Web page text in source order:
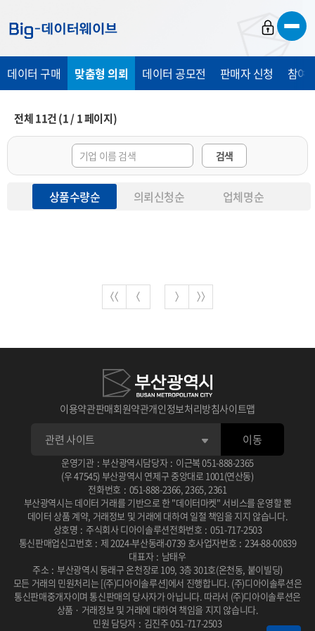
가
가
가
데이터 구매 맞춤형 의뢰 데이터 공모전 판매자 신청 참여
전체11건(1/1페이지)
검색
상품수량순 의뢰신청순 업체명순
이용약관판매회원약관개인정보처리방침사이트맵
운영기관 : 부산광역시담당자 : 이근복051-888-2365
(우 47545) 부산광역시 연제구 중앙대로 1001(연산동)
전화번호 : 051-888-2366, 2365, 2361
부산광역시는 데이터 거래를 기반으로 한 "데이터마켓" 서비스를 운영할 뿐
데이터 상품 계약, 거래정보 및 거래에 대하여 일절 책임을 지지 않습니다.
상호명 : 주식회사 디아이솔루션전화번호 : 051-717-2503
통신판매업신고번호 : 제 2024-부산동래-0739 호사업자번호 : 234-88-00839
대표자 : 남태우
주소 : 부산광역시 동래구 온천장로 109, 3층 301호(온천동, 붙이빌딩)
모든 거래의 민원처리는 [(주)디아이솔루션]에서 진행합니다. (주)디아이솔루션은
통신판매중개자이며 통신판매의 당사자가 아닙니다. 따라서 (주)디아이솔루션은
상품 · 거래정보 및 거래에 대하여 책임을 지지 않습니다.
민원 담당자 : 김진주 051-717-2503
이동